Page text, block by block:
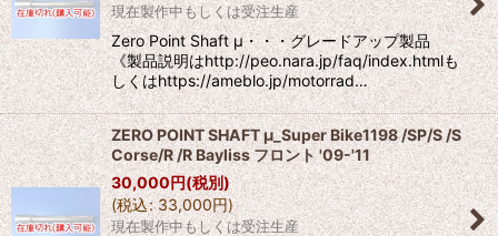
現在製作中もしくは受注生産
Zero Point Shaft μ・・・グレードアップ製品
《製品説明はhttp://peo.nara.jp/faq/index.htmlも
しくはhttps://ameblo.jp/motorrad…
ZERO POINT SHAFT μ_Super Bike1198 /SP/S /S
Corse/R /R Bayliss フロント '09-'11
30,000円(税別)
(税込: 33,000円)
現在製作中もしくは受注生産